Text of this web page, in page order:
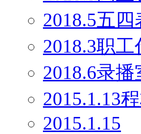
2018.5五四
2018.3职
2018.6录
2015.1.13
2015.1.15